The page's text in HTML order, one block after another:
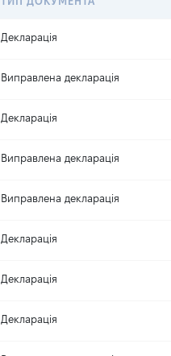
Декларація
Виправлена декларація
Декларація
Виправлена декларація
Виправлена декларація
Декларація
Декларація
Декларація